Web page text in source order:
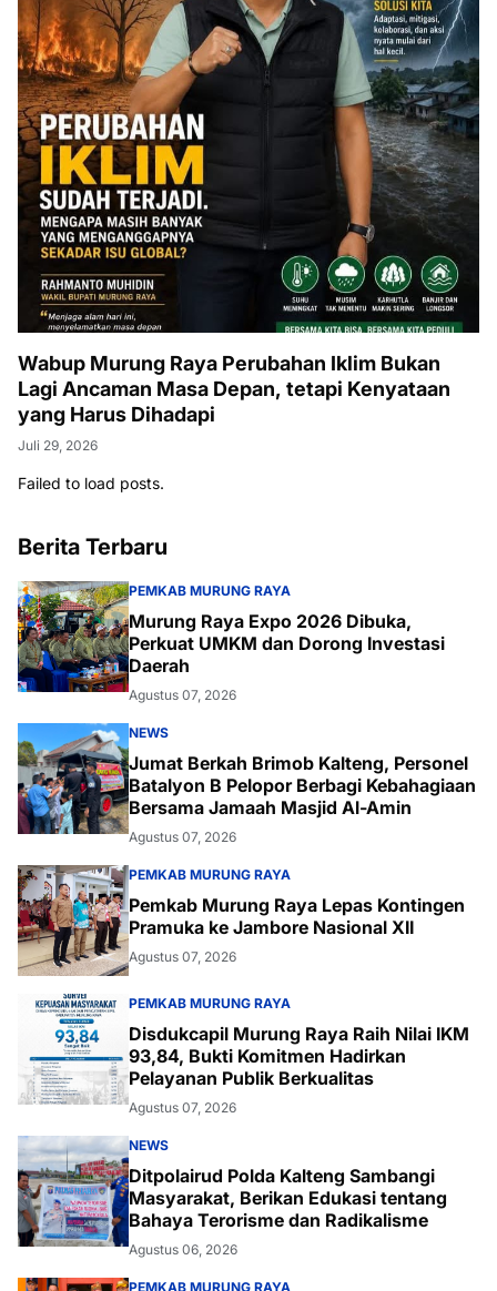
Wabup Murung Raya Perubahan Iklim Bukan
Lagi Ancaman Masa Depan, tetapi Kenyataan
yang Harus Dihadapi
Juli 29, 2026
Failed to load posts.
Berita Terbaru
PEMKAB MURUNG RAYA
Murung Raya Expo 2026 Dibuka,
Perkuat UMKM dan Dorong Investasi
Daerah
Agustus 07, 2026
NEWS
Jumat Berkah Brimob Kalteng, Personel
Batalyon B Pelopor Berbagi Kebahagiaan
Bersama Jamaah Masjid Al-Amin
Agustus 07, 2026
PEMKAB MURUNG RAYA
Pemkab Murung Raya Lepas Kontingen
Pramuka ke Jambore Nasional XII
Agustus 07, 2026
PEMKAB MURUNG RAYA
Disdukcapil Murung Raya Raih Nilai IKM
93,84, Bukti Komitmen Hadirkan
Pelayanan Publik Berkualitas
Agustus 07, 2026
NEWS
Ditpolairud Polda Kalteng Sambangi
Masyarakat, Berikan Edukasi tentang
Bahaya Terorisme dan Radikalisme
Agustus 06, 2026
PEMKAB MURUNG RAYA